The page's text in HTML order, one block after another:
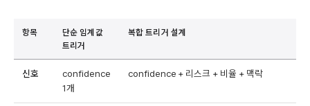
항목
단순 임계값
트리거
복합 트리거 설계
신호
confidence
1개
confidence + 리스크 + 비율 + 맥락